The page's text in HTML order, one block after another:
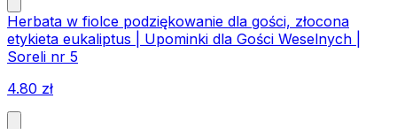
Herbata w fiolce podziękowanie dla gości, złocona
etykieta eukaliptus | Upominki dla Gości Weselnych |
Soreli nr 5
4.80 zł